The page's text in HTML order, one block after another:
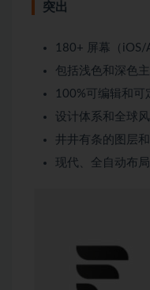
突出
180+ 屏幕（iOS/
包括浅色和深色
100%可编辑和可
设计体系和全球
井井有条的图层
现代、全自动布